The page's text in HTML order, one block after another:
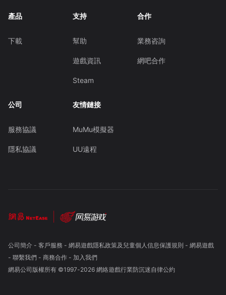
產品
下載
支持
幫助
遊戲資訊
Steam
合作
業務咨詢
網吧合作
公司
服務協議
隱私協議
友情鏈接
MuMu模擬器
UU遠程
公司簡介- 客戶服務 - 網易遊戲隱私政策及兒童個人信息保護規則 - 網易遊戲
- 聯繫我們- 商務合作- 加入我們
網易公司版權所有 ©1997-2026 網絡遊戲行業防沉迷自律公約